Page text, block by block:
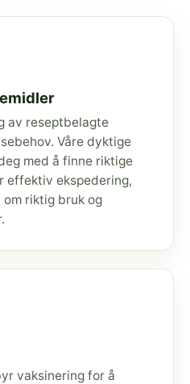
av reseptbelagte
Våre dyktige
med å finne riktige
effektiv ekspedering,
riktig bruk og
vaksinering for å